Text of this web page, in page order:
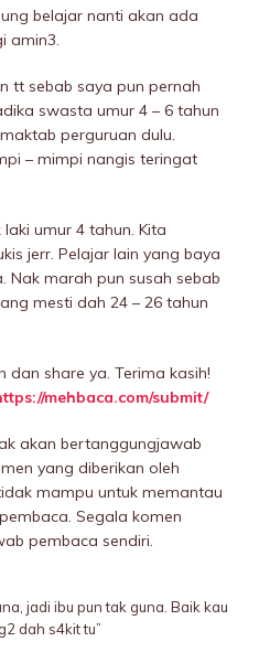
belajar nanti akan ada
amin3.
tt sebab saya pun pernah
swasta umur 4 – 6 tahun
perguruan dulu.
– mimpi nangis teringat
umur 4 tahun. Kita
jerr. Pelajar lain yang baya
Nak marah pun susah sebab
mesti dah 24 – 26 tahun
dan share ya. Terima kasih!
mehbaca.com/submit/
akan bertanggungjawab
yang diberikan oleh
mampu untuk memantau
Segala komen
pembaca sendiri.
jadi ibu pun tak guna. Baik kau
dah s4kit tu”